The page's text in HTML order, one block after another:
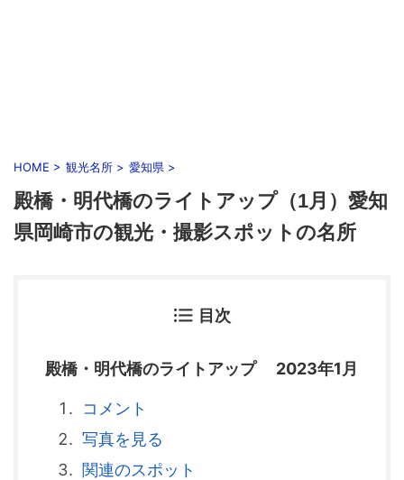
HOME > 観光名所 > 愛知県 >
殿橋・明代橋のライトアップ（1月）愛知
県岡崎市の観光・撮影スポットの名所
目次
殿橋・明代橋のライトアップ 2023年1月
コメント
写真を見る
関連のスポット